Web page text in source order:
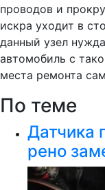
проводов и
искра уходит в
данный узел
автомобиль с
места ремонта
По теме
Датчика
рено